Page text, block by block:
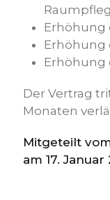
Erhöhung
Erhöhung
Erhöhung
Der Vertrag
Monaten
Mitgeteilt
am 17. Januar